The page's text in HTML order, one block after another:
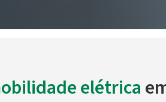
elétrica